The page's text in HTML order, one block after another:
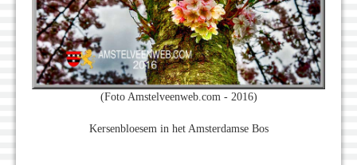
(Foto Amstelveenweb.com - 2016)
Kersenbloesem in het Amsterdamse Bos